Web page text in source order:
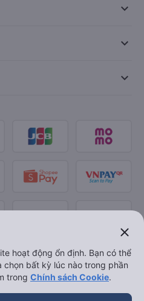
keyboard_arrow_down
keyboard_arrow_down
keyboard_arrow_down
close
hoạt động ổn định. Bạn có thể
bất kỳ lúc nào trong phần
trong Chính sách Cookie.